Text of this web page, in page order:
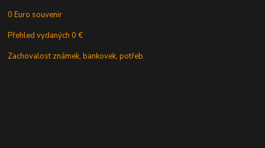
0 Euro souvenir
Přehled vydaných 0 €
Zachovalost známek, bankovek, potřeb.